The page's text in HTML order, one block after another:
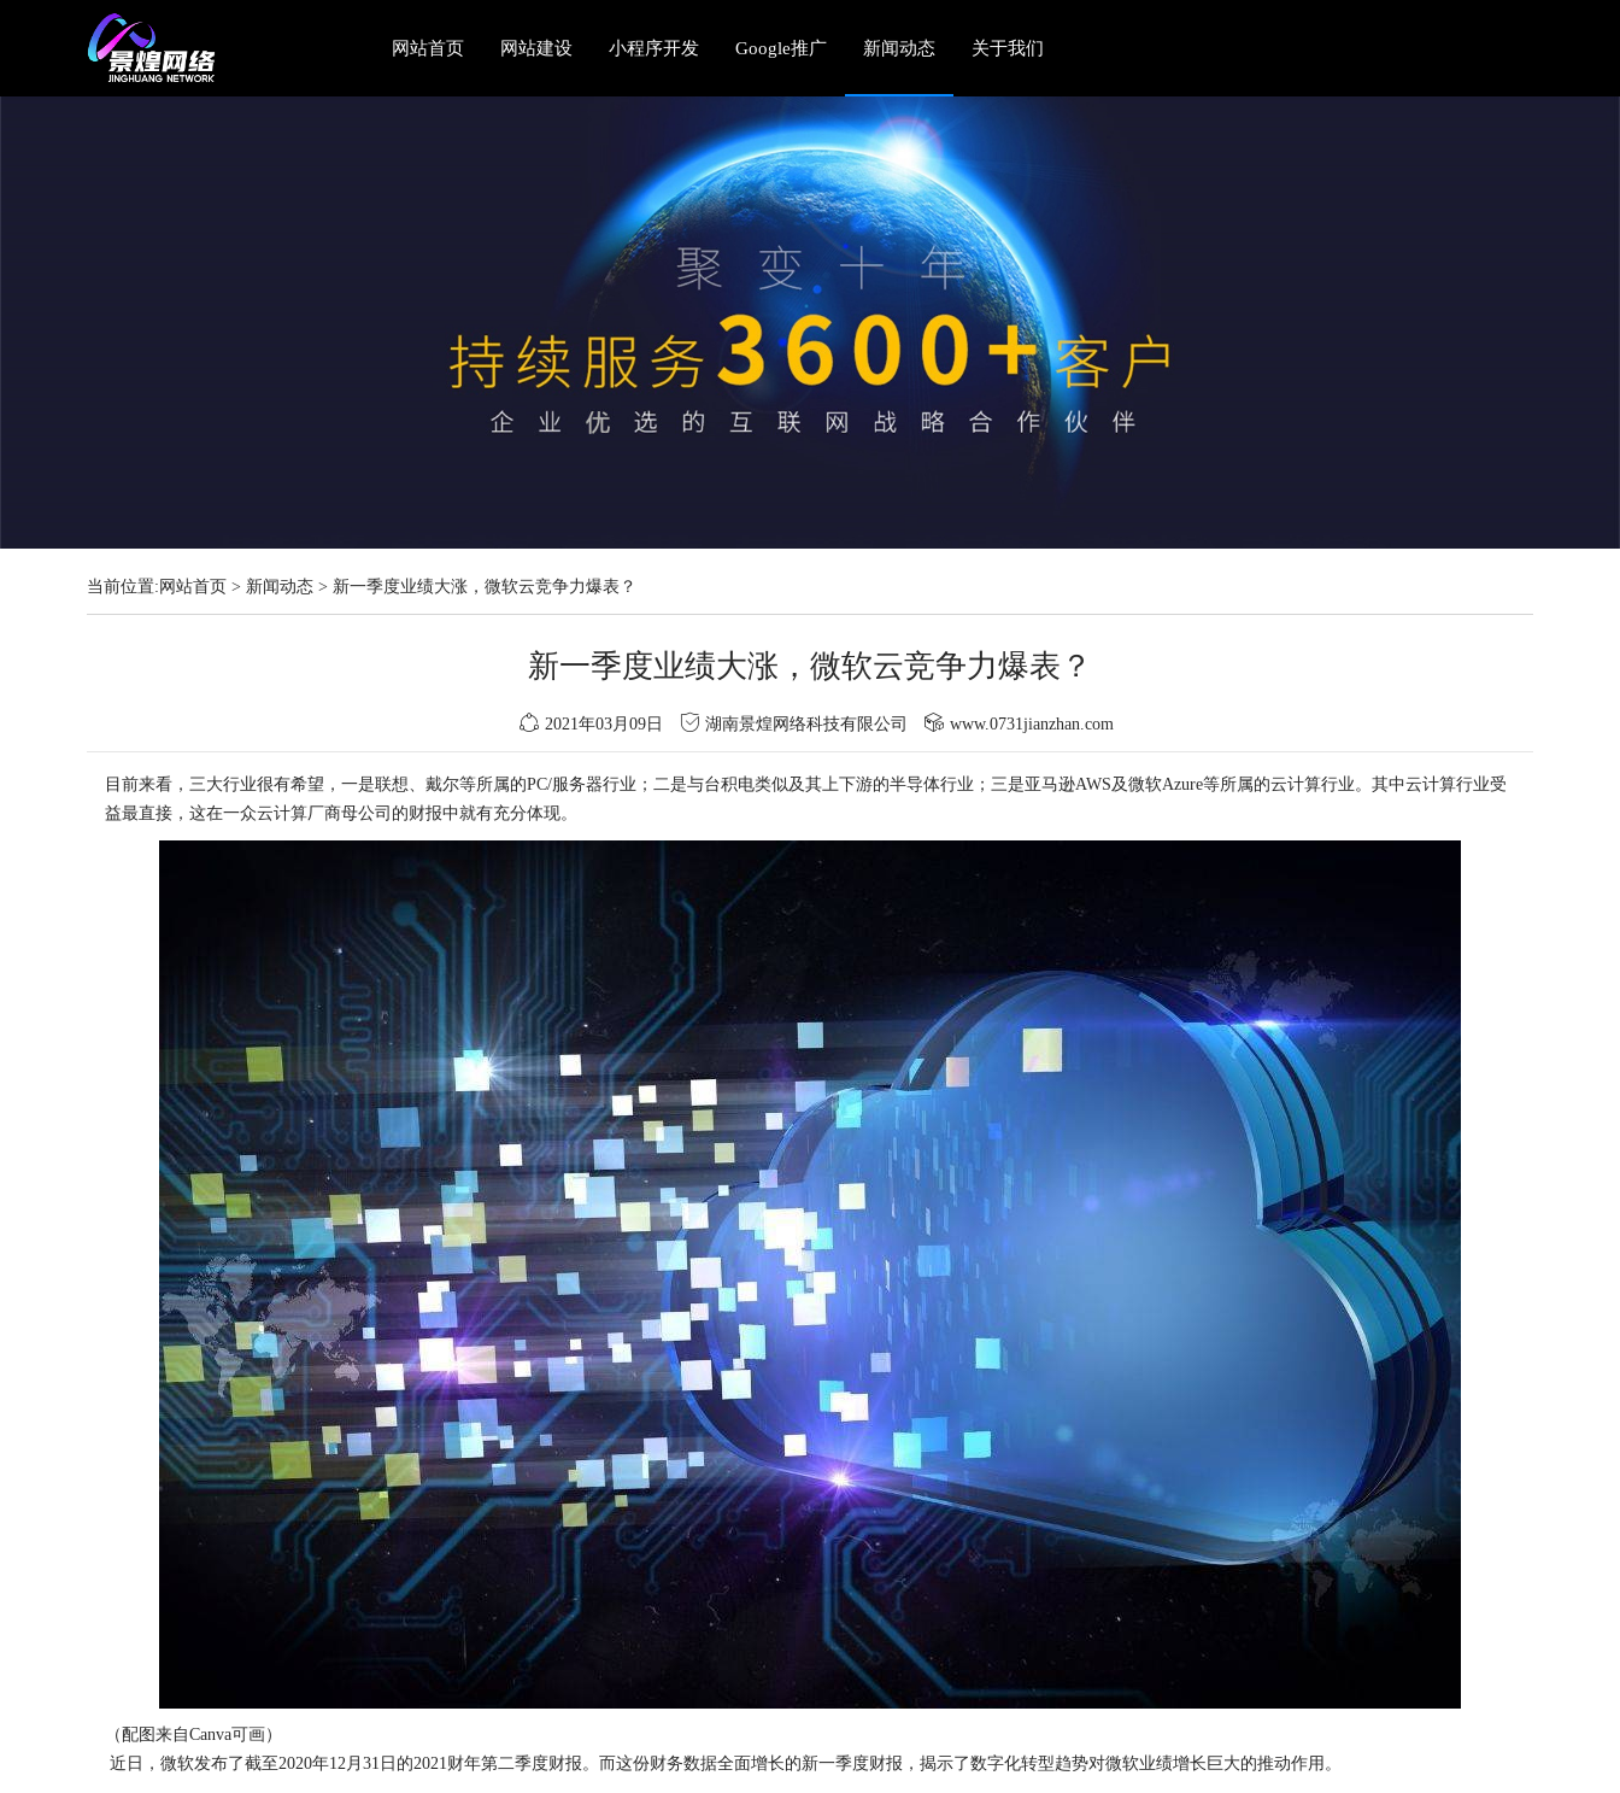
网站首页 网站建设 小程序开发 Google推广 新闻动态 关于我们
当前位置: 网站首页 > 新闻动态 > 新一季度业绩大涨，微软云竞争力爆表？
新一季度业绩大涨，微软云竞争力爆表？
2021年03月09日 湖南景煌网络科技有限公司 www.0731jianzhan.com
目前来看，三大行业很有希望，一是联想、戴尔等所属的PC/服务器行业；二是与台积电类似及其上下游的半导体行业；三是亚马逊AWS及微软Azure等所属的云计算行业。其中云计算行业受
益最直接，这在一众云计算厂商母公司的财报中就有充分体现。
（配图来自Canva可画）
近日，微软发布了截至2020年12月31日的2021财年第二季度财报。而这份财务数据全面增长的新一季度财报，揭示了数字化转型趋势对微软业绩增长巨大的推动作用。